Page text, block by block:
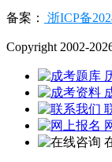
备案： 浙ICP备
Copyright 2002-